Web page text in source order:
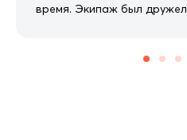
время. Экипаж был